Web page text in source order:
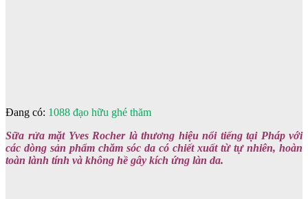
Đang có: 1088 đạo hữu ghé thăm
Sữa rửa mặt Yves Rocher là thương hiệu nổi tiếng tại Pháp với
các dòng sản phẩm chăm sóc da có chiết xuất từ tự nhiên, hoàn
toàn lành tính và không hề gây kích ứng làn da.